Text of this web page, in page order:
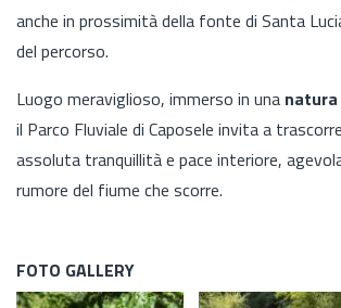
anche in prossimità della fonte di Santa
del percorso.
Luogo meraviglioso, immerso in una
il Parco Fluviale di Caposele invita a
assoluta tranquillità e pace interiore,
rumore del fiume che scorre.
FOTO GALLERY